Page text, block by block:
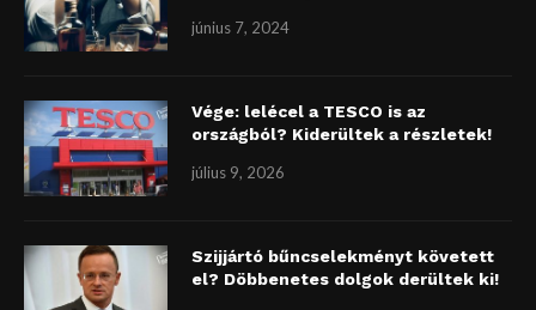
június 7, 2024
Vége: lelécel a TESCO is az
országból? Kiderültek a részletek!
július 9, 2026
Szijjártó bűncselekményt követett
el? Döbbenetes dolgok derültek ki!